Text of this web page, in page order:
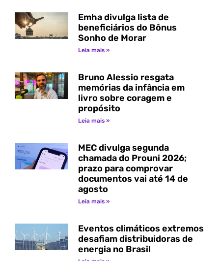
Emha divulga lista de
beneficiários do Bônus
Sonho de Morar
Leia mais »
Bruno Alessio resgata
memórias da infância em
livro sobre coragem e
propósito
Leia mais »
MEC divulga segunda
chamada do Prouni 2026;
prazo para comprovar
documentos vai até 14 de
agosto
Leia mais »
Eventos climáticos extremos
desafiam distribuidoras de
energia no Brasil